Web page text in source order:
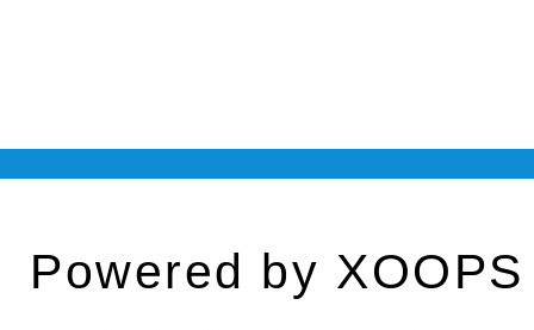
Powered by XOOPS